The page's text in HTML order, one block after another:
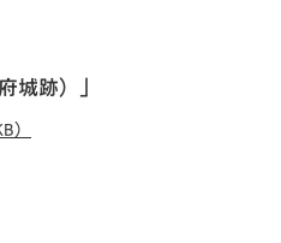
城跡）」
）